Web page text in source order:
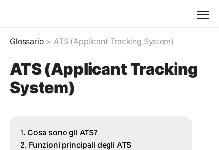
Glossario > ATS (Applicant Tracking System)
ATS (Applicant Tracking
System)
Cosa sono gli ATS?
Funzioni principali degli ATS